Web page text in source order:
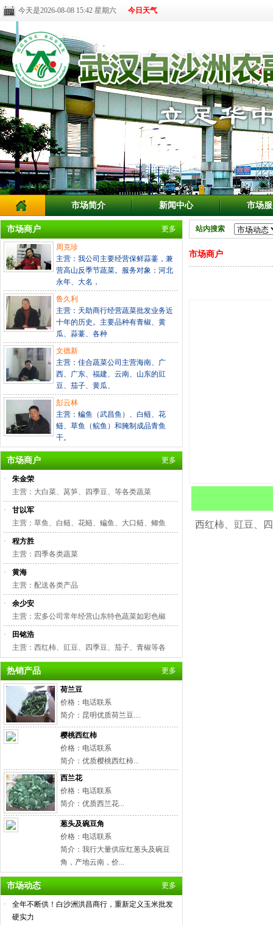
今天是2026-08-08 15:42 星期六 今日天气
市场简介 新闻中心 市场
市场商户 更多
周克珍
主营：我公司主要经营保鲜蒜薹，兼
营高山反季节蔬菜。服务对象：河北
永年、大名，
鲁久利
主营：天助商行经营蔬菜批发业务近
十年的历史。主要品种有青椒、黄
瓜、蒜薹、各种
文德新
主营：佳合蔬菜公司主营海南、广
西、广东、福建、云南、山东的豇
豆、茄子、黄瓜、
彭云林
主营：鳊鱼（武昌鱼）、白鲢、花
鲢、草鱼（鲩鱼）和腌制成品青鱼
干。
市场商户 更多
·
朱金荣
主营：大白菜、莴笋、四季豆、等各类蔬菜
·
甘以军
主营：草鱼、白鲢、花鲢、鳊鱼、大口鲢、鲫鱼
·
程方胜
主营：四季各类蔬菜
·
黄海
主营：配送各类产品
·
余少安
主营：宏多公司常年经营山东特色蔬菜如彩色椒
·
田铭浩
主营：西红柿、豇豆、四季豆、茄子、青椒等各
热销产品 更多
荷兰豆
价格：电话联系
简介：昆明优质荷兰豆....
樱桃西红柿
价格：电话联系
简介：优质樱桃西红柿...
西兰花
价格：电话联系
简介：优质西兰花...
葱头及碗豆角
价格：电话联系
简介：我行大量供应红葱头及碗豆
角，产地云南，价...
市场动态 更多
·
全年不断供！白沙洲洪昌商行，重新定义玉米批发
硬实力
站内搜索
市场商户
西红柿、豇豆、